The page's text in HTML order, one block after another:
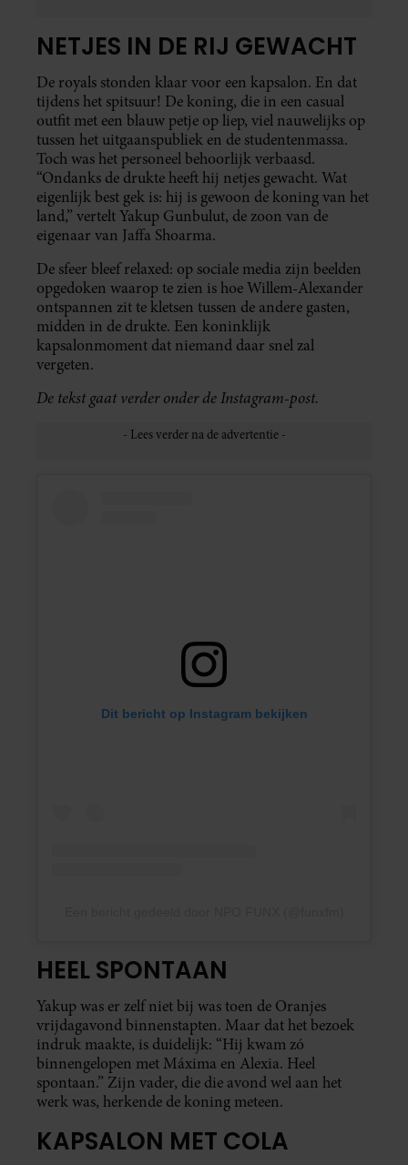
NETJES IN DE RIJ GEWACHT
De royals stonden klaar voor een kapsalon. En dat
tijdens het spitsuur! De koning, die in een casual
outfit met een blauw petje op liep, viel nauwelijks op
tussen het uitgaanspubliek en de studentenmassa.
Toch was het personeel behoorlijk verbaasd.
“Ondanks de drukte heeft hij netjes gewacht. Wat
eigenlijk best gek is: hij is gewoon de koning van het
land,” vertelt Yakup Gunbulut, de zoon van de
eigenaar van Jaffa Shoarma.
De sfeer bleef relaxed: op sociale media zijn beelden
opgedoken waarop te zien is hoe Willem-Alexander
ontspannen zit te kletsen tussen de andere gasten,
midden in de drukte. Een koninklijk
kapsalonmoment dat niemand daar snel zal
vergeten.
De tekst gaat verder onder de Instagram-post.
Dit bericht op Instagram bekijken
HEEL SPONTAAN
Yakup was er zelf niet bij was toen de Oranjes
vrijdagavond binnenstapten. Maar dat het bezoek
indruk maakte, is duidelijk: “Hij kwam zó
binnengelopen met Máxima en Alexia. Heel
spontaan.” Zijn vader, die die avond wel aan het
werk was, herkende de koning meteen.
KAPSALON MET COLA